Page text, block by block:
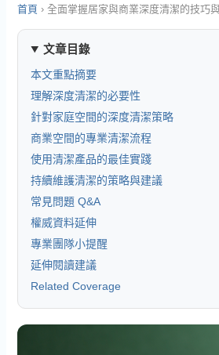
首頁 ›全面掌握居家與商業深度清潔的技巧
文章目錄
本文重點摘要
理解深度清潔的必要性
針對家庭空間的深度清潔策略
商業空間的專業清潔流程
使用清潔產品的最佳實踐
持續維護清潔的策略與建議
常見問題 Q&A
權威資料延伸
專業團隊小提醒
延伸閱讀建議
Related Coverage